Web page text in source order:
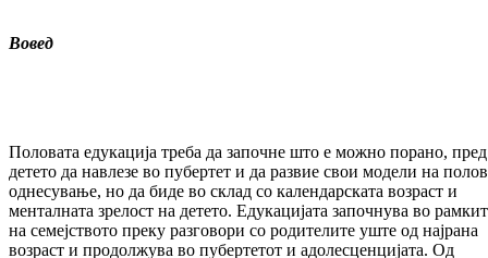
Вовед
Половата едукација треба да започне што е можно порано, пред
детето да навлезе во пубертет и да развие свои модели на
однесување, но да биде во склад со календарската возраст и
менталната зрелост на детето. Едукацијата започнува во
на семејството преку разговори со родителите уште од најрана
возраст и продолжува во пубертетот и адолесценцијата. Од